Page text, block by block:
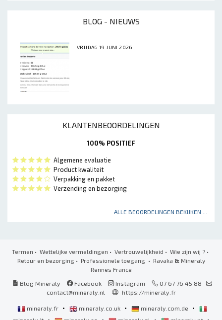
BLOG - NIEUWS
VRIJDAG 19 JUNI 2026
KLANTENBEOORDELINGEN
100% POSITIEF
Algemene evaluatie
Product kwaliteit
Verpakking en pakket
Verzending en bezorging
ALLE BEOORDELINGEN BEKIJKEN ...
Termen • Wettelijke vermeldingen • Vertrouwelijkheid • Wie zijn wij ? •
Retour en bezorging• Professionele toegang • Ravaka & Mineraly
Rennes France
Blog Mineraly
Facebook Instagram
07 67 76 45 88
contact@mineraly.nl
https://mineraly.fr
mineraly.fr • mineraly.co.uk • mineraly.com.de •